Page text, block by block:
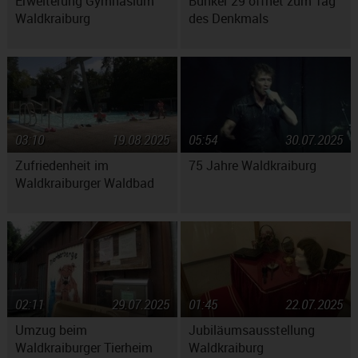
Waldkraiburg
des Denkmals
Zufriedenheit im
Waldkraiburger Waldbad
19.08.2025
03:10
75 Jahre Waldkraiburg
30.07.2025
05:54
Umzug beim
Waldkraiburger Tierheim
29.07.2025
02:11
Jubiläumsausstellung
Waldkraiburg
22.07.2025
01:45